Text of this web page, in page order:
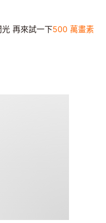
再來試一下500 萬畫素